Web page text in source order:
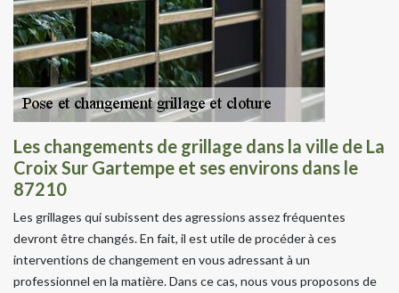
Les changements de grillage dans la ville de La
Croix Sur Gartempe et ses environs dans le
87210
Les grillages qui subissent des agressions assez fréquentes
devront être changés. En fait, il est utile de procéder à ces
interventions de changement en vous adressant à un
professionnel en la matière. Dans ce cas, nous vous proposons de